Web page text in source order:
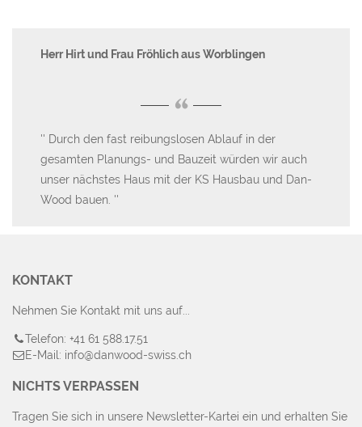
Herr Hirt und Frau Fröhlich aus Worblingen
“
Durch den fast reibungslosen Ablauf in der
gesamten Planungs- und Bauzeit würden wir auch
unser nächstes Haus mit der KS Hausbau und Dan-
Wood bauen.
KONTAKT
Nehmen Sie Kontakt mit uns auf...
Telefon: +41 61 588.17.51
E-Mail: info@danwood-swiss.ch
NICHTS VERPASSEN
Tragen Sie sich in unsere Newsletter-Kartei ein und erhalten Sie